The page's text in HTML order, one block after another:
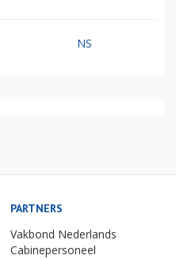
NS
PARTNERS
Vakbond Nederlands
Cabinepersoneel